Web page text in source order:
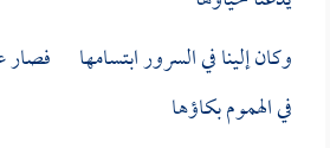
وكان إلينا في السرور ابتسامها فصار
في الهموم بكاؤها